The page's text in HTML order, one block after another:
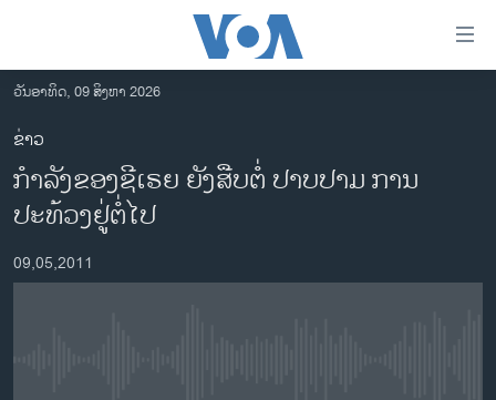
ເຂົ້າ
ຫາ
ຂ້າມ
ຂ້າມ
ຂ້າມ
ໄປ
ຫາ
ຊອກ
ອາເມຣິກາ
ການເລືອກຕັ້ງ ປະທານາທີບໍດີ ສະຫະລັດ 2024
ຂ່າວ​ຈີນ
ວັນອາທິດ, 09 ສິງຫາ 2026
ຂ່າວ
ກໍາລັງຂອງຊີເຣຍ ຍັງສືບຕໍ່ ປາບປາມ ການ
ປະທ້ວງຢູ່ຕໍ່ໄປ
09,05,2011